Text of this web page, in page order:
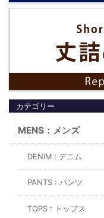
カテゴリー
MENS：メンズ
DENIM : デニム
PANTS : パンツ
TOPS : トップス